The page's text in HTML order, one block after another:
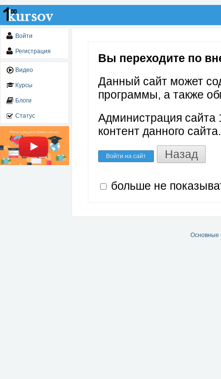
Войти
Регистрация
Видео
Курсы
Блоги
Статус
Вы переходите по
Данный сайт может
программы, а также
Администрация сайта
контент данного сайта.
Войти на сайт Назад
больше не
Основные